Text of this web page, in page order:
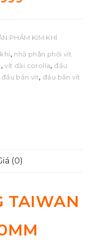
PHẨM KIM KHÍ
, nhà phân phối vít
,vít dài corolla,đầu
đầu bắn vít,đầu bắn vít
(0)
TAIWAN